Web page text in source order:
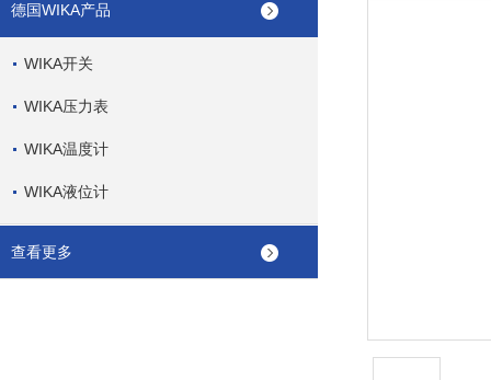
德国WIKA产品
WIKA开关
WIKA压力表
WIKA温度计
WIKA液位计
查看更多